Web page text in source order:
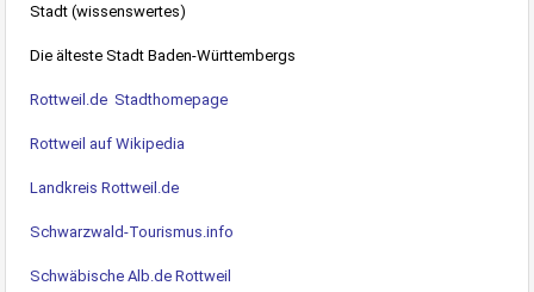
Stadt (wissenswertes)
Die älteste Stadt Baden-Württembergs
Rottweil.de Stadthomepage
Rottweil auf Wikipedia
Landkreis Rottweil.de
Schwarzwald-Tourismus.info
Schwäbische Alb.de Rottweil